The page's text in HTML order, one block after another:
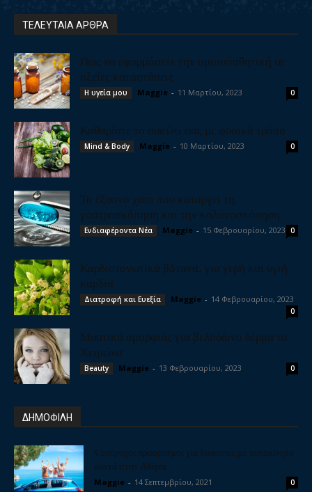
ΤΕΛΕΥΤΑΙΑ ΑΡΘΡΑ
Πως να εφαρμόσετε την ομοιοπαθητική σε
οξείες καταστάσεις
Η υγεία μου Maggie - 11 Μαρτίου, 2023 0
Καθαρίστε το συκώτι σας με φυσικό τρόπο
Mind & Body Maggie - 10 Μαρτίου, 2023 0
Το έξυπνο χάπι που καταργεί τη
γαστροσκόπηση και την κολονοσκόπηση
Ενδιαφέροντα Νέα Maggie - 15 Φεβρουαρίου, 2023 0
Καρδιοτονωτικά βότανα, για γερή και υγιή
καρδιά
Διατροφή και Ευεξία Maggie - 14 Φεβρουαρίου, 2023
0
Μυστικά ομορφιάς για βελούδινο δέρμα το
Χειμώνα
Beauty Maggie - 13 Φεβρουαρίου, 2023 0
ΔΗΜΟΦΙΛΗ
5 υπέροχοι προορισμοί για διακοπές με αυτοκίνητο
κοντά στην Αθήνα
Maggie - 14 Σεπτεμβρίου, 2021 0